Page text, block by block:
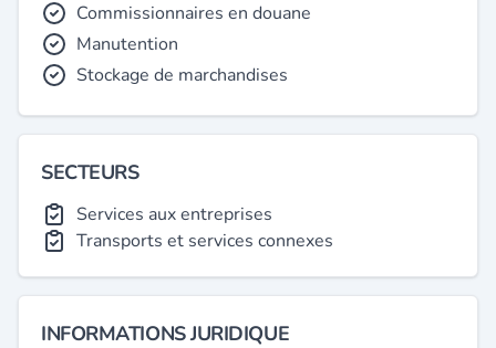
Commissionnaires en douane
Manutention
Stockage de marchandises
SECTEURS
Services aux entreprises
Transports et services connexes
INFORMATIONS JURIDIQUE